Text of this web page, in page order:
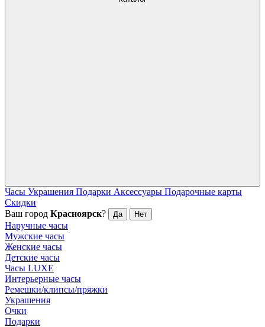
Часы Украшения Подарки Аксессуары Подарочные карты
Скидки
Ваш город Красноярск? Да Нет
Наручные часы
Мужские часы
Женские часы
Детские часы
Часы LUXE
Интерьерные часы
Ремешки/клипсы/пряжки
Украшения
Очки
Подарки